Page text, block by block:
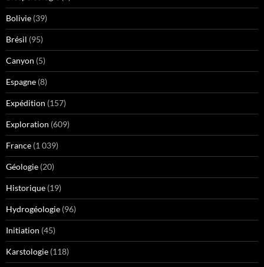
Bolivie (39)
Brésil (95)
Canyon (5)
Espagne (8)
Expédition (157)
Exploration (609)
France (1 039)
Géologie (20)
Historique (19)
Hydrogéologie (96)
Initiation (45)
Karstologie (118)